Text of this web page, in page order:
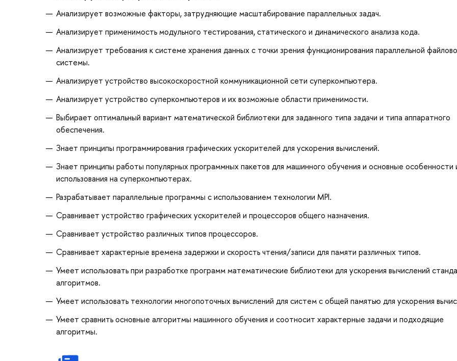
Анализирует возможные факторы, затрудняющие масштабирование параллельных задач.
Анализирует применимость модульного тестирования, статического и динамического анализа кода.
Анализирует требования к системе хранения данных с точки зрения функционирования параллельной
системы.
Анализирует устройство высокоскоростной коммуникационной сети суперкомпьютера.
Анализирует устройство суперкомпьютеров и их возможные области применимости.
Выбирает оптимальный вариант математической библиотеки для заданного типа задачи и типа аппаратного
обеспечения.
Знает принципы программирования графических ускорителей для ускорения вычислений.
Знает принципы работы популярных программных пакетов для машинного обучения и основные особенности
использования на суперкомпьютерах.
Разрабатывает параллельные программы с использованием технологии MPI.
Сравнивает устройство графических ускорителей и процессоров общего назначения.
Сравнивает устройство различных типов процессоров.
Сравнивает характерные времена задержки и скорость чтения/записи для памяти различных типов.
Умеет использовать при разработке программ математические библиотеки для ускорения вычислений
алгоритмов.
Умеет использовать технологии многопоточных вычислений для систем с общей памятью для ускорения
Умеет сравнить основные алгоритмы машинного обучения и соотносит характерные задачи и подходящие
алгоритмы.